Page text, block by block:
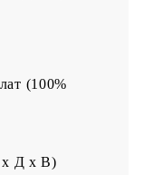
(100%
x Д x В)